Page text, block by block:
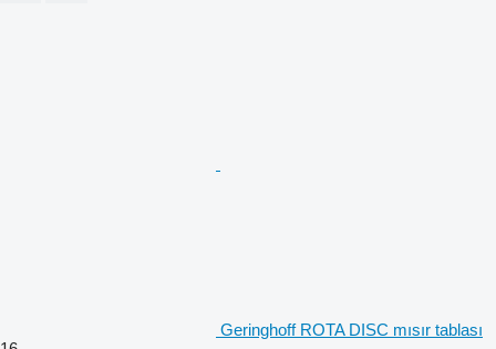
Geringhoff ROTA DISC mısır tablası